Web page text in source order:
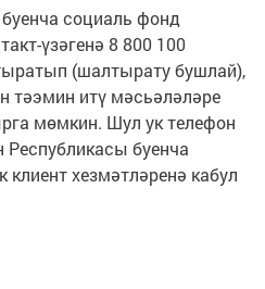
социаль фонд
үзәгенә 8 800 100
(шалтырату бушлай),
тәэмин итү мәсьәләләре
мөмкин. Шул ук телефон
Республикасы буенча
хезмәтләренә кабул